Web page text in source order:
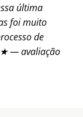
última
foi muito
de
— avaliação